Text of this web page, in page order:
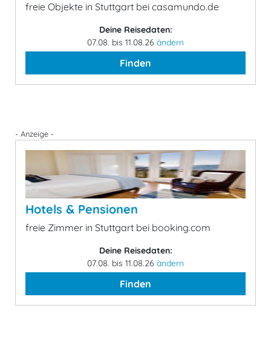
freie Objekte in Stuttgart bei casamundo.de
Deine Reisedaten:
07.08. bis 11.08.26 ändern
Finden
- Anzeige -
Hotels & Pensionen
freie Zimmer in Stuttgart bei booking.com
Deine Reisedaten:
07.08. bis 11.08.26 ändern
Finden